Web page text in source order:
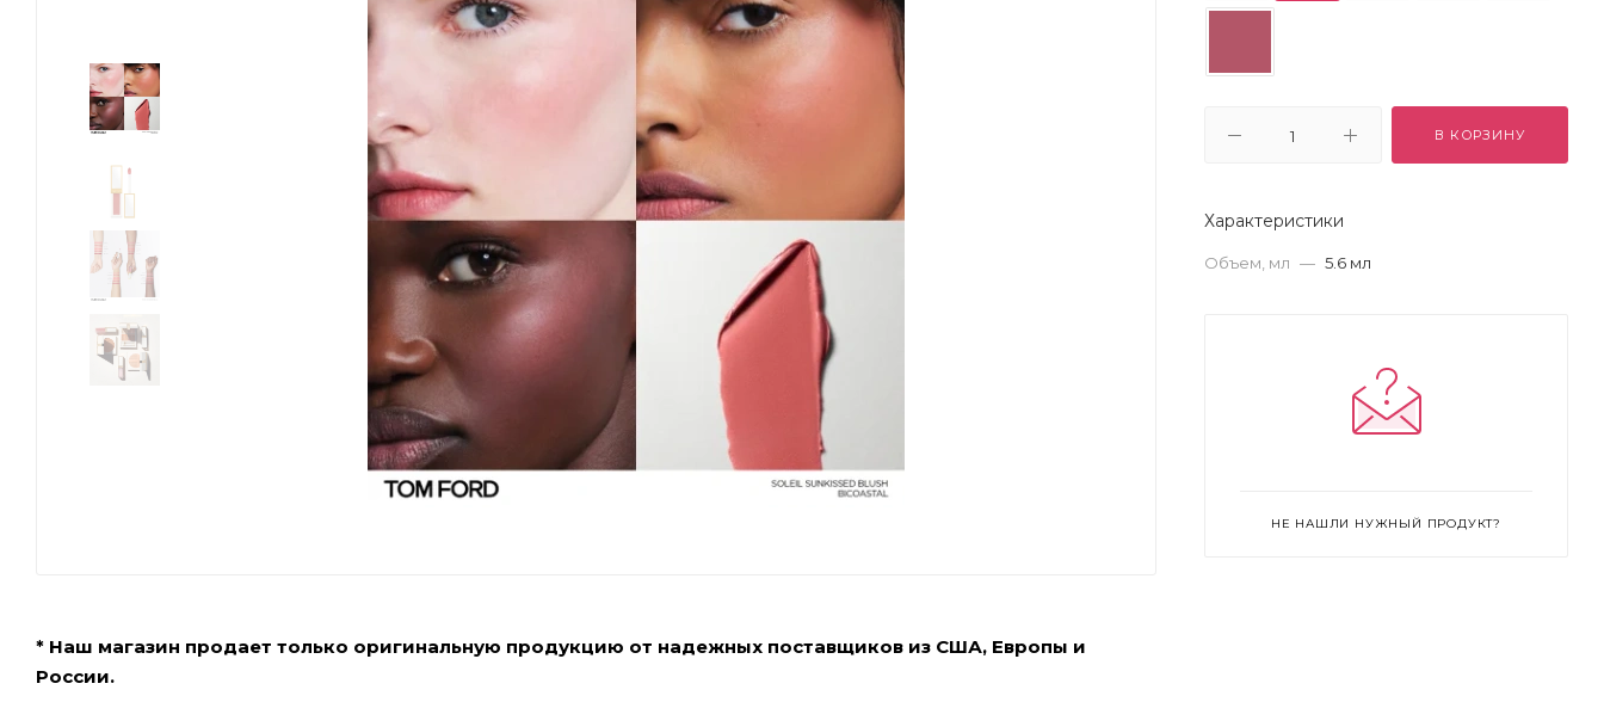
* Наш магазин продает только оригинальную продукцию от надежных поставщиков из США, Европы и
России.
В КОРЗИНУ
Характеристики
Объем, мл — 5.6 мл
НЕ НАШЛИ НУЖНЫЙ ПРОДУКТ?